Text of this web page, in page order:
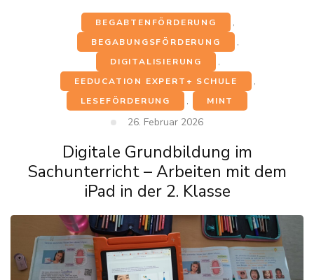
BEGABTENFÖRDERUNG
,
BEGABUNGSFÖRDERUNG
,
DIGITALISIERUNG
,
EEDUCATION EXPERT+ SCHULE
,
LESEFÖRDERUNG
, MINT
26. Februar 2026
Digitale Grundbildung im
Sachunterricht – Arbeiten mit dem
iPad in der 2. Klasse